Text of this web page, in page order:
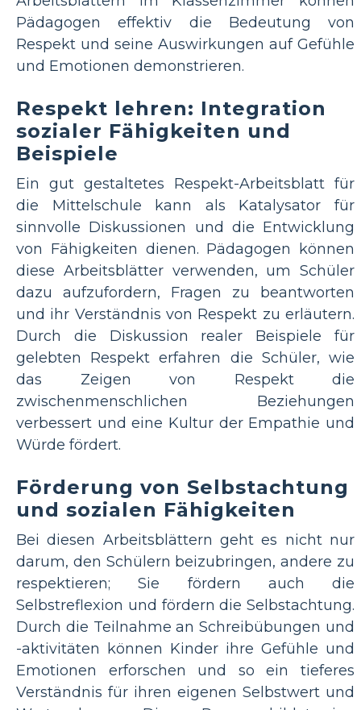
Pädagogen effektiv die Bedeutung von
Respekt und seine Auswirkungen auf Gefühle
und Emotionen demonstrieren.
Respekt lehren: Integration
sozialer Fähigkeiten und
Beispiele
Ein gut gestaltetes Respekt-Arbeitsblatt für
die Mittelschule kann als Katalysator für
sinnvolle Diskussionen und die Entwicklung
von Fähigkeiten dienen. Pädagogen können
diese Arbeitsblätter verwenden, um Schüler
dazu aufzufordern, Fragen zu beantworten
und ihr Verständnis von Respekt zu erläutern.
Durch die Diskussion realer Beispiele für
gelebten Respekt erfahren die Schüler, wie
das Zeigen von Respekt die
zwischenmenschlichen Beziehungen
verbessert und eine Kultur der Empathie und
Würde fördert.
Förderung von Selbstachtung
und sozialen Fähigkeiten
Bei diesen Arbeitsblättern geht es nicht nur
darum, den Schülern beizubringen, andere zu
respektieren; Sie fördern auch die
Selbstreflexion und fördern die Selbstachtung.
Durch die Teilnahme an Schreibübungen und
-aktivitäten können Kinder ihre Gefühle und
Emotionen erforschen und so ein tieferes
Verständnis für ihren eigenen Selbstwert und